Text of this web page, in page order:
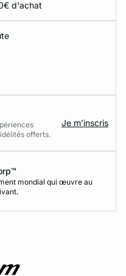
d'achat
offerts.
Je m’inscris
mondial qui œuvre au